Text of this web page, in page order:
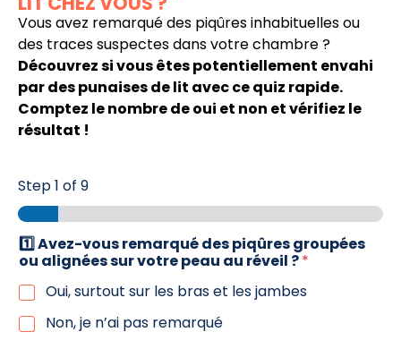
Vous avez remarqué des piqûres inhabituelles ou
des traces suspectes dans votre chambre ?
Découvrez si vous êtes potentiellement envahi
par des punaises de lit avec ce quiz rapide.
Comptez le nombre de oui et non et vérifiez le
résultat !
Step1 of 9
1️⃣ Avez-vous remarqué des piqûres groupées
ou alignées sur votre peau au réveil ?*
Oui, surtout sur les bras et les jambes
Non, je n’ai pas remarqué